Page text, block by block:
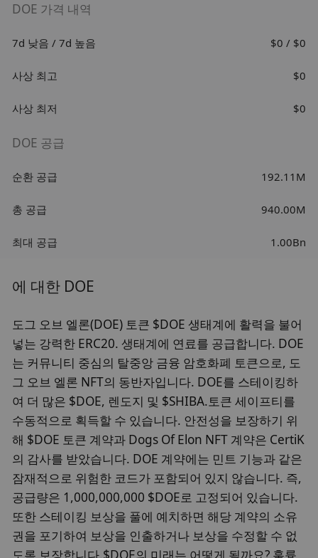
DOE 가격 내역
7d 낮음 / 7d 높음 $0 / $0
사상 최고 $0
사상 최저 $0
DOE 공급
순환 공급 192.11M
총 공급 940.00M
최대 공급 1.00Bn
에 대한 DOE
도그 오브 엘론(DOE) 토큰 $DOE 생태계에 활력을 불어
넣는 강력한 ERC20. 생태계에 연료를 공급합니다. DOE
는 커뮤니티 중심의 탈중앙 금융 암호화폐 토큰으로, 도
그 오브 엘론 NFT의 동반자입니다. DOE를 스테이킹하
여 더 많은 $DOE, 렌도지 및 $SHIBA.토큰 세이프티를
수동적으로 획득할 수 있습니다. 안전성을 보장하기 위
해 $DOE 토큰 계약과 Dogs Of Elon NFT 계약은 CertiK
의 감사를 받았습니다. DOE 계약에는 민트 기능과 같은
잠재적으로 위험한 코드가 포함되어 있지 않습니다. 즉,
공급량은 1,000,000,000 $DOE로 고정되어 있습니다.
또한 스테이킹 보상을 풀에 예치하면 해당 계약의 소유
권을 포기하여 보상을 인출하거나 보상을 수정할 수 없